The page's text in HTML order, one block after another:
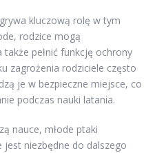
kluczową rolę w tym
rodzice mogą
pełnić funkcję ochrony
zagrożenia rodziciele często
je w bezpieczne miejsce, co
podczas nauki latania.
nauce, młode ptaki
niezbędne do dalszego